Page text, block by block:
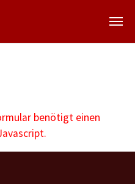
benötigt einen